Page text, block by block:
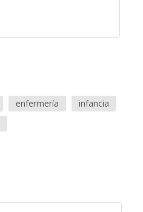
enfermería
infancia